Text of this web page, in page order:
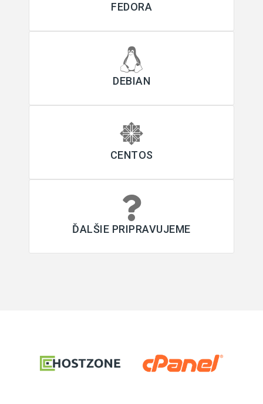
FEDORA
DEBIAN
CENTOS
ĎALŠIE PRIPRAVUJEME